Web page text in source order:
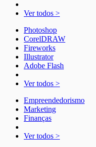
Ver todos >
Photoshop
CorelDRAW
Fireworks
Illustrator
Adobe Flash
Ver todos >
Empreendedorismo
Marketing
Finanças
Ver todos >